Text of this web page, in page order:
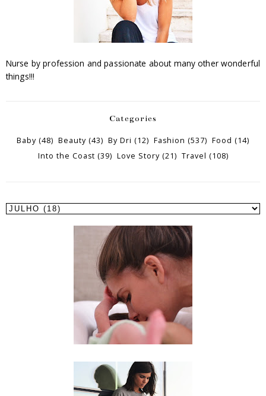
Nurse by profession and passionate about many other wonderful
things!!!
Categories
Baby (48) Beauty (43) By Dri (12) Fashion (537) Food (14)
Into the Coast (39) Love Story (21) Travel (108)